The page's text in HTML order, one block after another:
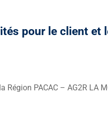
pour le client et
Région PACAC – AG2R LA